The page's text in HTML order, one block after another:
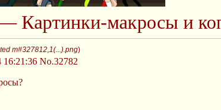
Картинки-макросы и
m#327812,1(...).png)
16:21:36 No.32782